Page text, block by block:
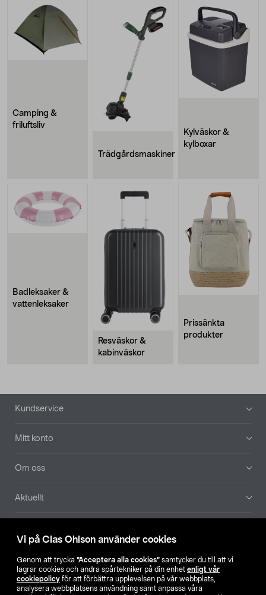
Vi på Clas Ohlson använder cookies
Genom att trycka ”Acceptera alla cookies” samtycker du till att vi
lagrar cookies och andra spårtekniker på din enhet enligt vår
cookiepolicy för att förbättra upplevelsen på vår webbplats,
analysera webbplatsens användning samt anpassa våra
Camping &
friluftsliv
Trädgårdsmaskiner
Kylväskor &
kylboxar
Badleksaker &
vattenleksaker
Resväskor &
kabinväskor
Prissänkta
produkter
Sidfot
Kundservice
Mitt konto
Om oss
Aktuellt
Hitta butik
SE NO FI